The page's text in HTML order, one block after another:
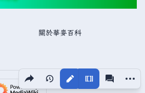
分享此頁面
視圖 更多
關於華麥百科